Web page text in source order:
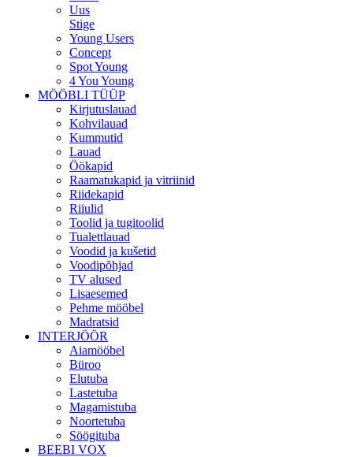
Uus
Stige
Young Users
Concept
Spot Young
4 You Young
MÖÖBLI TÜÜP
Kirjutuslauad
Kohvilauad
Kummutid
Lauad
Öökapid
Raamatukapid ja vitriinid
Riidekapid
Riiulid
Toolid ja tugitoolid
Tualettlauad
Voodid ja kušetid
Voodipõhjad
TV alused
Lisaesemed
Pehme mööbel
Madratsid
INTERJÖÖR
Aiamööbel
Büroo
Elutuba
Lastetuba
Magamistuba
Noortetuba
Söögituba
BEEBI VOX